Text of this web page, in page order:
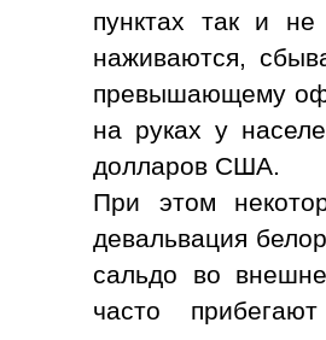
пунктах так и не
наживаются,
превышающему
на руках у
долларов США.
При этом
девальвация
сальдо во
часто